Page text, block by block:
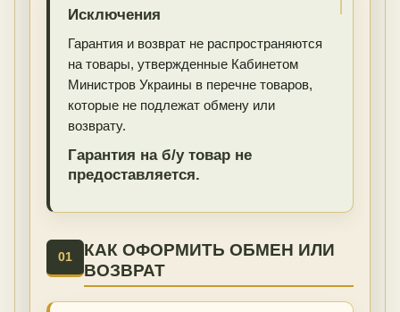
Исключения
Гарантия и возврат не распространяются
на товары, утвержденные Кабинетом
Министров Украины в перечне товаров,
которые не подлежат обмену или
возврату.
Гарантия на б/у товар не
предоставляется.
01
КАК ОФОРМИТЬ ОБМЕН ИЛИ
ВОЗВРАТ